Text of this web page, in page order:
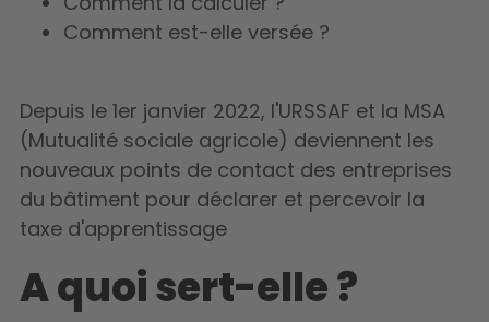
Comment est-elle versée ?
Depuis le 1er janvier 2022, l'URSSAF et la MSA
(Mutualité sociale agricole) deviennent les
nouveaux points de contact des entreprises
du bâtiment pour déclarer et percevoir la
taxe d'apprentissage
A quoi sert-elle ?